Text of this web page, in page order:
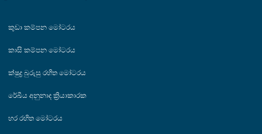
කුඩා කම්පන මෝටරය
කාසි කම්පන මෝටරය
ක්ෂුද්‍ර බුරුසු රහිත මෝටරය
රේඛීය අනුනාද ක්‍රියාකාරක
හර රහිත මෝටරය